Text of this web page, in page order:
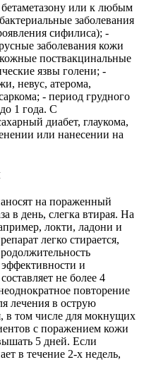
или к любым
заболевания
сифилиса); -
заболевания кожи
поствакцинальные
язвы голени; -
невус, атерома,
- период грудного
1 года. С
диабет, глаукома,
или нанесении на
на пораженный
в день, слегка втирая. На
локти, ладони и
легко стирается,
и
не более 4
повторение
лечения в острую
в том числе для мокнущих
с поражением кожи
5 дней. Если
в течение 2-х недель,